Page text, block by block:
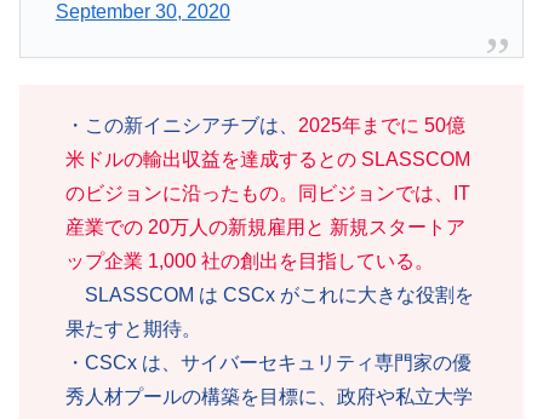
September 30, 2020
・この新イニシアチブは、 2025年までに 50億
米ドルの輸出収益を達成するとの SLASSCOM
のビジョンに沿ったもの。同ビジョンでは、IT
産業での 20万人の新規雇用と 新規スタートア
ップ企業 1,000 社の創出を目指している。
SLASSCOM は CSCx がこれに大きな役割を
果たすと期待。
・CSCx は、サイバーセキュリティ専門家の優
秀人材プールの構築を目標に、政府や私立大学